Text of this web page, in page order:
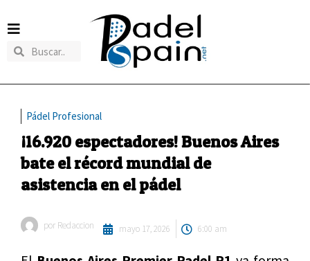
Pádel Profesional
¡16.920 espectadores! Buenos Aires
bate el récord mundial de
asistencia en el pádel
por Redaccion mayo 17, 2026 6:00 am